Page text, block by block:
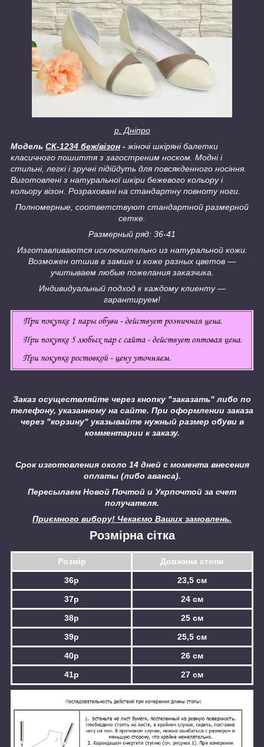
р. Дніпро
Модель СК-1234 беж/візон - жіночі шкіряні балетки
класичного пошиття з загостреним носком. Модні і
стильні, легкі і зручні підійдуть для повсякденного носіння.
Виготовлені з натуральної шкіри бежевого кольору і
кольору візон. Розраховані на стандартну повноту ноги.
Полномерные, соответствуют стандартной размерной
сетке.
Размерный ряд: 36-41
Изготавливаются исключительно из натуральной кожи.
Возможен отшив в замше и коже разных цветов ―
учитываем любые пожелания заказчика.
Индивидуальный подход к каждому клиенту ―
гарантируем!
Заказ осуществляйте через кнопку "заказать" либо по
телефону, указанному на сайте. При оформлении заказа
через "корзину" указывайте нужный размер обуви в
комментарии к заказу.
Срок изготовления около 14 дней с момента внесения
оплаты (либо аванса).
Пересылаем Новой Почтой и Укрпочтой за счет
получателя.
Приємного вибору! Чекаємо Ваших замовлень.
Розмір Довжина стопи
Розмірна сітка
36р
23,5 см
37р
24 см
38р
25 см
39р
25,5 см
40р
26 см
41р
27 см